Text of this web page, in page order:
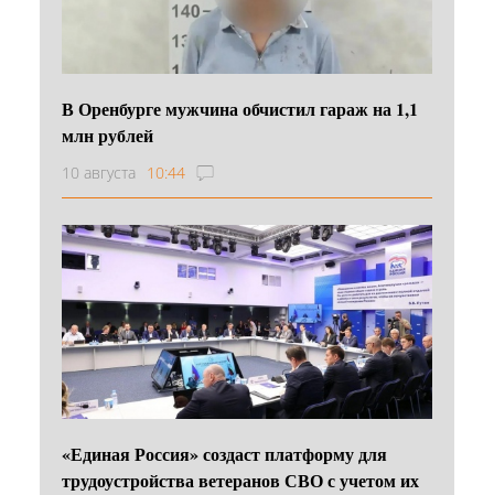
В Оренбурге мужчина обчистил гараж на 1,1
млн рублей
10 августа 10:44
«Единая Россия» создаст платформу для
трудоустройства ветеранов СВО с учетом их